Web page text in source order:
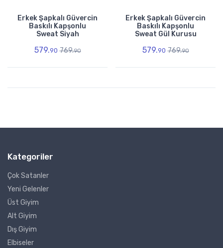
Erkek Şapkalı Güvercin
Baskılı Kapşonlu
Sweat Siyah
579.90 769.90
Erkek Şapkalı Güvercin
Baskılı Kapşonlu
Sweat Gül Kurusu
579.90 769.90
Kategoriler
Çok Satanler
Yeni Gelenler
Üst Giyim
Alt Giyim
Dış Giyim
Elbiseler